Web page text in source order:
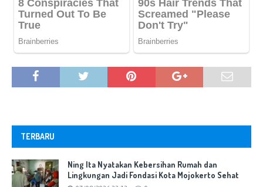
TERBARU
Ning Ita Nyatakan Kebersihan Rumah dan
Lingkungan Jadi Fondasi Kota Mojokerto Sehat